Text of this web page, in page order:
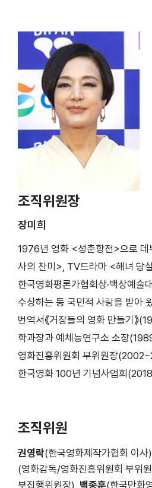
조직위원장
장미희
1976년 영화 <성춘향전>으로
사의 찬미>, TV드라마 <해녀 당
한국영화평론가협회상·백상예술
수상하는 등 국민적 사랑을 받아
번역서《거장들의 영화 만들기》
학과장과 예체능연구소 소장
영화진흥위원회 부위원장
한국영화 100년 기념사업회
조직위원
권영락(한국영화제작가협회 이사),
(영화감독/영화진흥위원회 부위원
부집행위원장), 백종훈(한국만화